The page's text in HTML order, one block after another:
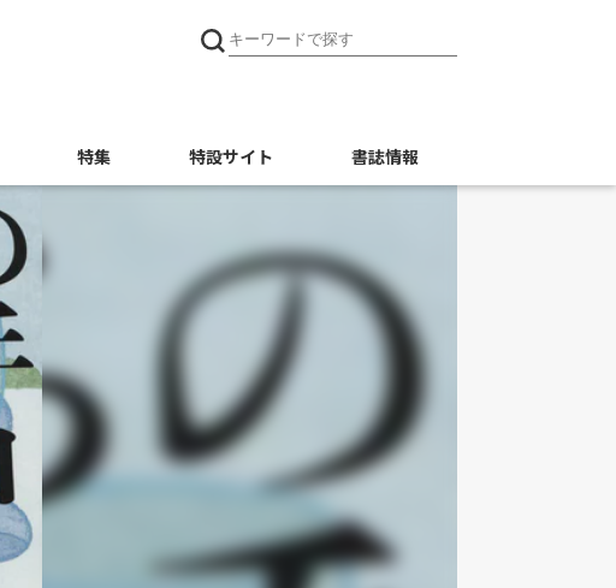
特集 特設サイト 書誌情報